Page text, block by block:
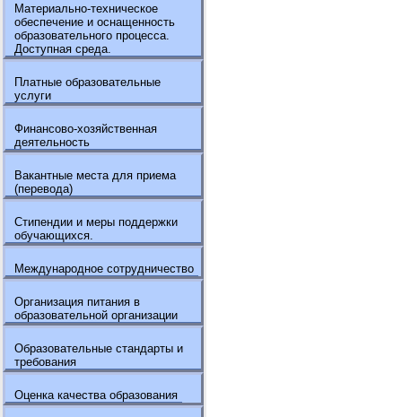
Материально-техническое
обеспечение и оснащенность
образовательного процесса.
Доступная среда.
Платные образовательные
услуги
Финансово-хозяйственная
деятельность
Вакантные места для приема
(перевода)
Стипендии и меры поддержки
обучающихся.
Международное сотрудничество
Организация питания в
образовательной организации
Образовательные стандарты и
требования
Оценка качества образования